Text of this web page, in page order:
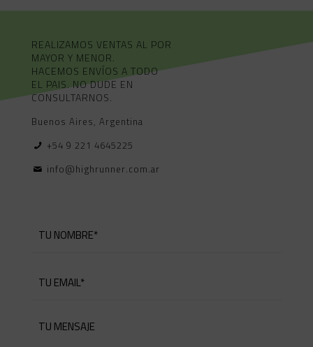
REALIZAMOS VENTAS AL POR
MAYOR Y MENOR.
HACEMOS ENVÍOS A TODO
EL PAIS. NO DUDE EN
CONSULTARNOS.
Buenos Aires, Argentina
+54 9 221 4645225
info@highrunner.com.ar